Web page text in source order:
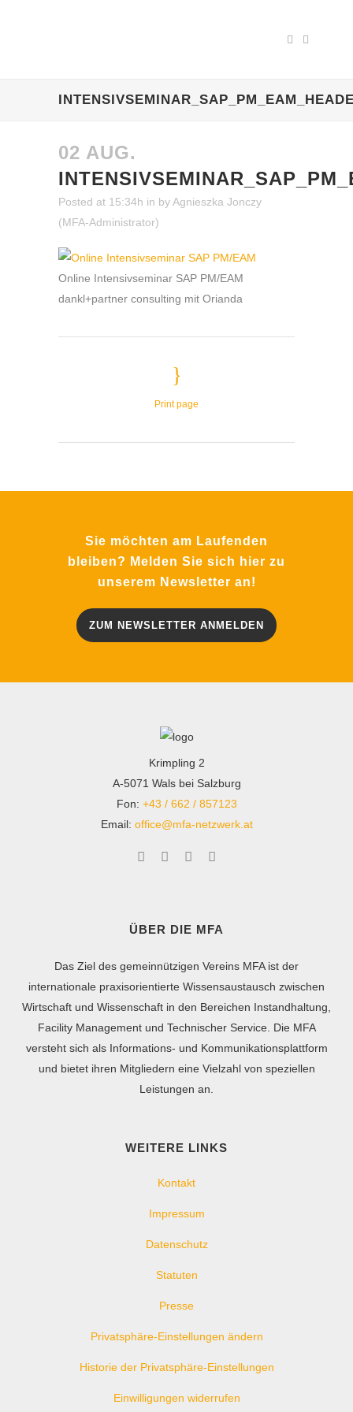
02 AUG.
Posted at 15:34h in byAgnieszka Jonczy
(MFA-Administrator)
Online Intensivseminar SAP PM/EAM
dankl+partner consulting mit Orianda
Print page
Sie möchten am Laufenden
bleiben? Melden Sie sich hier zu
unserem Newsletter an!
ZUM NEWSLETTER ANMELDEN
Krimpling 2
A-5071 Wals bei Salzburg
Fon: +43 / 662 / 857123
Email: office@mfa-netzwerk.at
ÜBER DIE MFA
Das Ziel des gemeinnützigen Vereins MFA ist der
internationale praxisorientierte Wissensaustausch zwischen
Wirtschaft und Wissenschaft in den Bereichen Instandhaltung,
Facility Management und Technischer Service. Die MFA
versteht sich als Informations- und Kommunikationsplattform
und bietet ihren Mitgliedern eine Vielzahl von speziellen
Leistungen an.
WEITERE LINKS
Kontakt
Impressum
Datenschutz
Statuten
Presse
Privatsphäre-Einstellungen ändern
Historie der Privatsphäre-Einstellungen
Einwilligungen widerrufen